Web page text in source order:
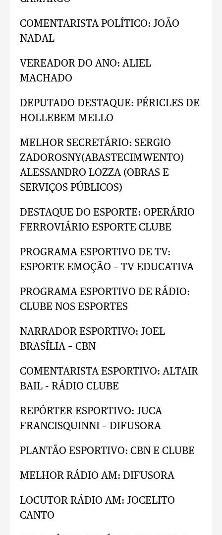
COMENTARISTA POLÍTICO: JOÃO
NADAL
VEREADOR DO ANO: ALIEL
MACHADO
DEPUTADO DESTAQUE: PÉRICLES DE
HOLLEBEM MELLO
MELHOR SECRETÁRIO: SERGIO
ZADOROSNY(ABASTECIMWENTO)
ALESSANDRO LOZZA (OBRAS E
SERVIÇOS PÚBLICOS)
DESTAQUE DO ESPORTE: OPERÁRIO
FERROVIÁRIO ESPORTE CLUBE
PROGRAMA ESPORTIVO DE TV:
ESPORTE EMOÇÃO – TV EDUCATIVA
PROGRAMA ESPORTIVO DE RÁDIO:
CLUBE NOS ESPORTES
NARRADOR ESPORTIVO: JOEL
BRASÍLIA – CBN
COMENTARISTA ESPORTIVO: ALTAIR
BAIL - RÁDIO CLUBE
REPÓRTER ESPORTIVO: JUCA
FRANCISQUINNI – DIFUSORA
PLANTÃO ESPORTIVO: CBN E CLUBE
MELHOR RÁDIO AM: DIFUSORA
LOCUTOR RÁDIO AM: JOCELITO
CANTO